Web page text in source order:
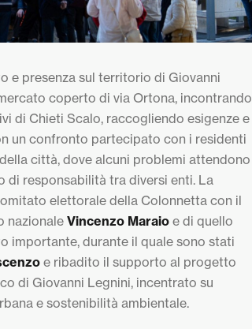
e presenza sul territorio di Giovanni
coperto di via Ortona, incontrando
di Chieti Scalo, raccogliendo esigenze e
un confronto partecipato con i residenti
città, dove alcuni problemi attendono
di responsabilità tra diversi enti. La
elettorale della Colonnetta con il
nazionale Vincenzo Maraio e di quello
importante, durante il quale sono stati
e ribadito il supporto al progetto
di Giovanni Legnini, incentrato su
e sostenibilità ambientale.